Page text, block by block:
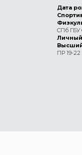
Дата
СПб
Высший
ПР 19-22